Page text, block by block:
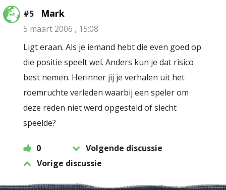
#5 Mark
5 maart 2006 , 15:08
Ligt eraan. Als je iemand hebt die even goed op
die positie speelt wel. Anders kun je dat risico
best nemen. Herinner jij je verhalen uit het
roemruchte verleden waarbij een speler om
deze reden niet werd opgesteld of slecht
speelde?
0
Volgende discussie
Vorige discussie